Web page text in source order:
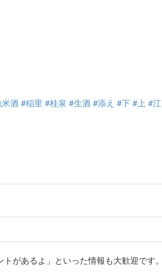
酒#稲里 #桂泉 #生酒 #添え #下 #上 #江
があるよ」といった情報も大歓迎です。